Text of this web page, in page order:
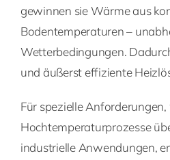
gewinnen sie Wärme aus
Bodentemperaturen –
Wetterbedingungen.
und äußerst effiziente
Für spezielle
Hochtemperaturprozesse
industrielle Anwendungen,